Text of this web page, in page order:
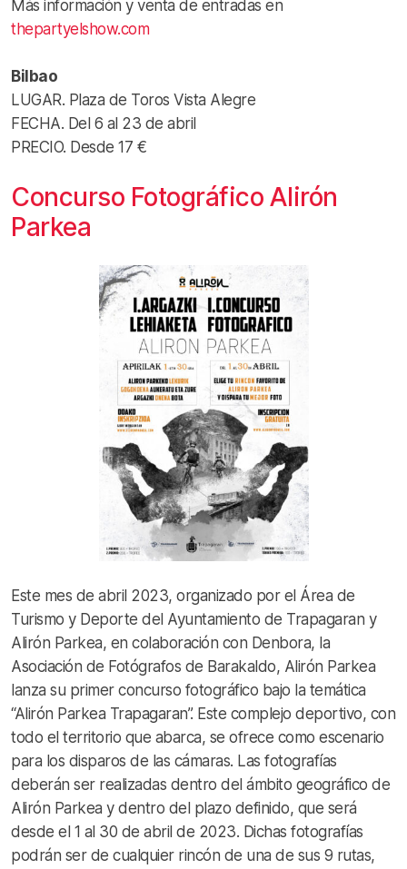
Más información y venta de entradas en
thepartyelshow.com
Bilbao
LUGAR. Plaza de Toros Vista Alegre
FECHA. Del 6 al 23 de abril
PRECIO. Desde 17 €
Concurso Fotográfico Alirón
Parkea
Este mes de abril 2023, organizado por el Área de
Turismo y Deporte del Ayuntamiento de Trapagaran y
Alirón Parkea, en colaboración con Denbora, la
Asociación de Fotógrafos de Barakaldo, Alirón Parkea
lanza su primer concurso fotográfico bajo la temática
“Alirón Parkea Trapagaran”. Este complejo deportivo, con
todo el territorio que abarca, se ofrece como escenario
para los disparos de las cámaras. Las fotografías
deberán ser realizadas dentro del ámbito geográfico de
Alirón Parkea y dentro del plazo definido, que será
desde el 1 al 30 de abril de 2023. Dichas fotografías
podrán ser de cualquier rincón de una de sus 9 rutas,